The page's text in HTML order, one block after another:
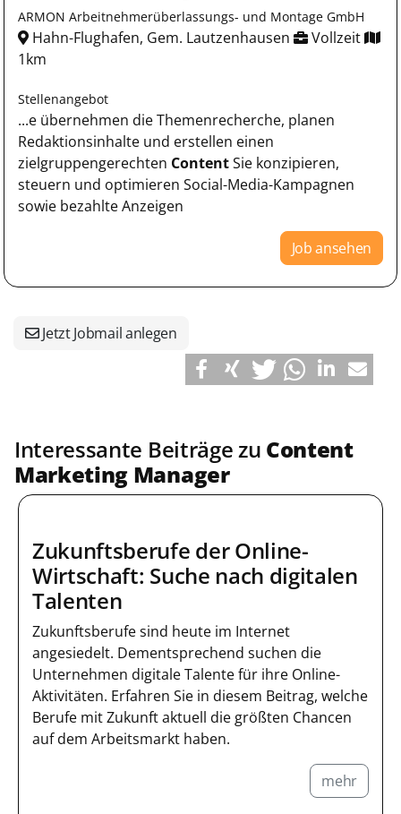
ARMON Arbeitnehmerüberlassungs- und Montage GmbH
Hahn-Flughafen, Gem. Lautzenhausen
Vollzeit
1km
Stellenangebot
...e übernehmen die Themenrecherche, planen
Redaktionsinhalte und erstellen einen
zielgruppengerechten ContentSie konzipieren,
steuern und optimieren Social-Media-Kampagnen
sowie bezahlte Anzeigen
Job ansehen
Jetzt Jobmail anlegen
Interessante Beiträge zu Content
Marketing Manager
Zukunftsberufe der Online-
Wirtschaft: Suche nach digitalen
Talenten
Zukunftsberufe sind heute im Internet
angesiedelt. Dementsprechend suchen die
Unternehmen digitale Talente für ihre Online-
Aktivitäten. Erfahren Sie in diesem Beitrag, welche
Berufe mit Zukunft aktuell die größten Chancen
auf dem Arbeitsmarkt haben.
mehr